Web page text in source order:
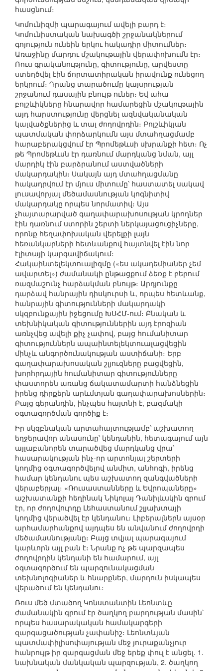
հասցնում։
Կոմունիզմի պարագայում ավելի բարդ է։
Կոմունիստական նախագծի շրջանակներում
գոյություն ունեին երկու հակադիր միտումներ։
Առաջինը մարդու մշակութային վերափոխումն էր։
Ռուս գրականությունը, գիտությունը, արվեստը
ստեղծվել էին ճորտատիրական իրավունք ունեցող
երկրում։ Դրանց տարածումը կայսրության
շրջանում դասային բնույթ ուներ։ Եվ ահա
բոլշևիկները հնարավոր համարեցին մշակութային
այդ հարստությունը վերցնել ազնվականական
կալվածքներից և տալ ժողովրդին։ Բոլշևիկյան
պատմական փորձարկումն այս մտահղացմամբ
հարաբերակցվում էր Պրոմեթևսի սխրանքի հետ։ Ոչ
թե Պրոմեթևսն էր դառնում մարդկանց նման, այլ
մարդիկ էին բարձրանում աստվածների
մակարդակին։ Սակայն այդ մտահղացմանը
հակադրվում էր մյուս միտումը՝ հաստատել սակավ
լուսավորյալ մեծամասնության կոգնիտիվ
մակարդակը որպես նորմատիվ։ Այս
չհայտարարված գաղափարախոսության կրողներ
էին դառնում ստորին շերտի ներկայացուցիչները,
որոնք հեղափոխական վերելքի լայն
հեռանկարների հետևանքով հայտնվել էին նոր
էլիտայի կարգավիճակում։
Հակաինտելեկտուալիզմը («ես ակադեմիաներ չեմ
ավարտել») ժամանակի ընթացքում ձեռք է բերում
ռազմաշունչ հարձակման բնույթ։ Արդյունքը
դարձավ հանրային դիսկուրսի և, որպես հետևանք,
հանրային գիտությունների մակարդակի
սկզբունքային իջեցումը ԽՍՀՄ-ում։ Բնական և
տեխնիկական գիտություններին այդ էրոզիան
առնչվեց ավելի քիչ չափով, բայց հումանիտար
գիտություններն ապաինտելեկտուալացվեցին
մինչև անգործունակության աստիճանի։ Երբ
գաղափարախոսական շլյուզները բացվեցին,
խորհրդային հումանիտար գիտությունները
փաստորեն առանց ճակատամարտի հանձնեցին
իրենց դիրքերն արևմտյան գաղափարախոսներին։
Բայց գերանդին, ինչպես հայտնի է, բազմակի
օգտագործման գործիք է։
Իր սկզբնական արտահայտությամբ՝ աշխատող
եղջերավոր անասունը՝ կենդանին, հետագայում այն
այլաբանորեն տարածվեց մարդկանց վրա՝
հասարակության ինչ-որ արտոնյալ շերտերի
կողմից օգտագործվելով անմիտ, անհոգի, իրենց
համար կենդանու պես աշխատող զանգվածների
վերաբերյալ։ «Ռուսաստանները և Եվրոպաները»
աշխատանքի հեղինակ Նիկոլայ Դանիլևսկին գրում
էր, որ ժողովուրդը Լեհաստանում շլյախտայի
կողմից վերածվել էր կենդանու։ Լիբերալներն այսօր
արհամարհանքով այդպես են անվանում ժողովրդի
մեծամասնությանը։ Բայց տվյալ պարագայում
կարևորն այլ բան է։ Նրանք ոչ թե պարզապես
ժողովրդին կենդանի են համարում, այլ
օգտագործում են պարզունակացման
տեխնոլոգիաներ և հնարքներ, մարդուն իսկապես
վերածում են կենդանու։
Ռուս մեծ մտածող Կոնստանտին Լեոնտևը
ժամանակին գրում էր ծաղկող բարդության մասին՝
որպես հասարակական համակարգերի
զարգացածության չափանիշ։ Լեոնտևյան
պատմափիլիսոփայության մեջ յուրաքանչյուր
հանրույթ իր զարգացման մեջ երեք փուլ է անցել. 1.
նախնական մանկական պարզության, 2. ծաղկող